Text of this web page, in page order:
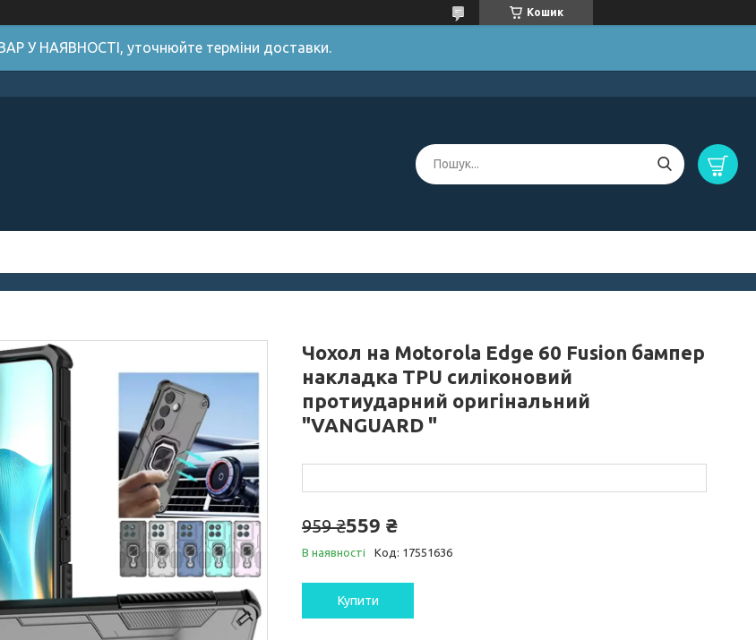
Кошик
У НАЯВНОСТІ, уточнюйте терміни доставки.
Чохол на Motorola Edge 60 Fusion бампер
накладка TPU силіконовий
протиударний оригінальний
"VANGUARD "
959 ₴559 ₴
В наявності Код: 17551636
Купити